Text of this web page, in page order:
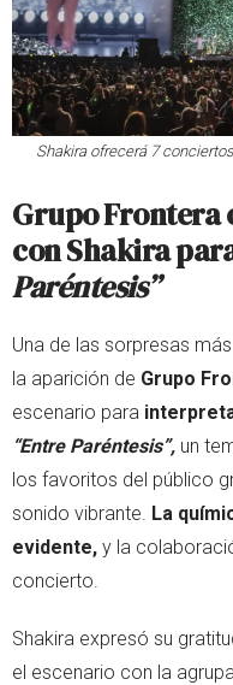
Shakira ofrecerá 7
Grupo Frontera
con Shakira
Paréntesis”
Una de las sorpresas
la aparición de Grupo
escenario para
“Entre Paréntesis”, un
los favoritos del público
sonido vibrante. La
evidente, y la
concierto.
Shakira expresó su
el escenario con la